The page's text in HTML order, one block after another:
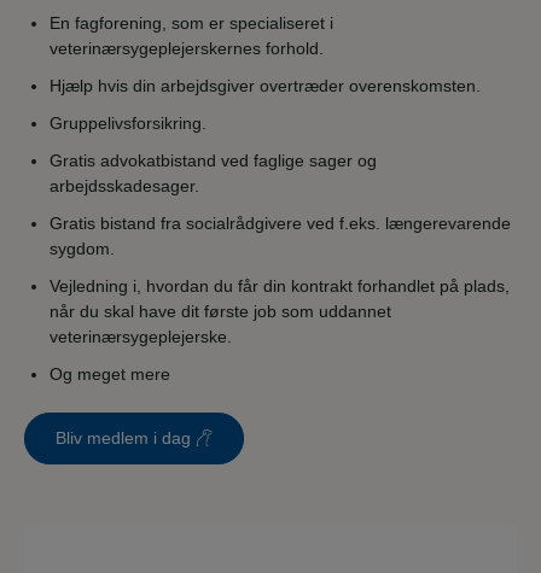
En fagforening, som er specialiseret i
veterinærsygeplejerskernes forhold.
Hjælp hvis din arbejdsgiver overtræder overenskomsten.
Gruppelivsforsikring.
Gratis advokatbistand ved faglige sager og
arbejdsskadesager.
Gratis bistand fra socialrådgivere ved f.eks. længerevarende
sygdom.
Vejledning i, hvordan du får din kontrakt forhandlet på plads,
når du skal have dit første job som uddannet
veterinærsygeplejerske.
Og meget mere
Bliv medlem i dag